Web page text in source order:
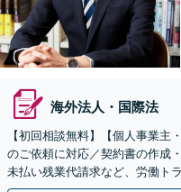
海外法人・国際法
【初回相談無料】【個人事業主
のご依頼に対応／契約書の作成
未払い残業代請求など、労働ト